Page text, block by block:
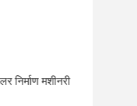
निर्माण मशीनरी